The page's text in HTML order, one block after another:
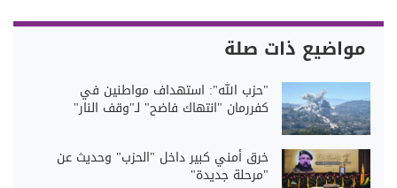
مواضيع ذات صلة
"حزب الله": استهداف مواطنين في
كفررمان "انتهاك فاضح" لـ"وقف النار"
خرق أمني كبير داخل "الحزب" وحديث عن
"مرحلة جديدة"